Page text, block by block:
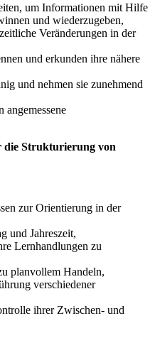
um Informationen mit Hilfe
und wiederzugeben,
Veränderungen in der
und erkunden ihre nähere
und nehmen sie zunehmend
angemessene
die Strukturierung von
zur Orientierung in der
und Jahreszeit,
Lernhandlungen zu
planvollem Handeln,
verschiedener
ihrer Zwischen- und